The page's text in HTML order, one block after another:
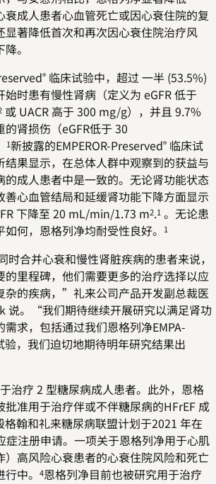
衰成人患者心血管死亡或因心衰住院的复
显著降低首次和再次因心衰住院治疗风
。
® 临床试验中，超过 一半 (53.5%)
时患有慢性肾病（定义为 eGFR 低于
或 UACR 高于 300 mg/g），并且 9.7%
肾损伤（eGFR低于 30
1新披露的EMPEROR-Preserved® 临床试
结果显示，在总体人群中观察到的获益与
的成人患者中是一致的。无论肾功能状态
善心血管结局和延缓肾功能下降方面显示
下降至 20 mL/min/1.73 m2.1 。无论患
何，恩格列净均耐受性良好。
1
合并心衰和慢性肾脏疾病的患者来说，
的里程碑，他们需要更多的治疗选择以应
杂的疾病，”礼来公司产品开发副总裁医
说。“我们期待继续开展研究以满足肾功
求，包括通过我们恩格列净EMPA-
验，我们迫切地期待明年研究结果出
治疗 2 型糖尿病成人患者。此外，恩格
批准用于治疗伴或不伴糖尿病的HFrEF 成
格翰和礼来糖尿病联盟计划于2021 年在
症注册申请。一项关于恩格列净用于心肌
）高风险心衰患者的心衰住院风险和死亡
中。
4恩格列净目前也被研究用于治疗